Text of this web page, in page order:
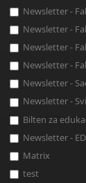
Newsletter -
Newsletter -
Newsletter -
Newsletter -
Newsletter -
Newsletter -
Bilten za
Newsletter -
Matrix
test